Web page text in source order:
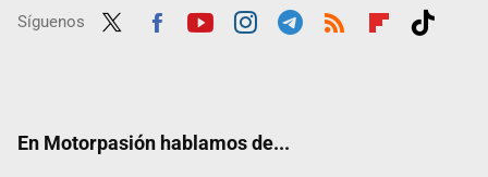
Síguenos
En Motorpasión hablamos de...